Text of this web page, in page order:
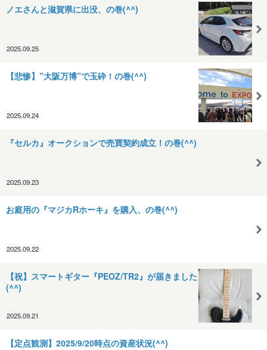
ノエさんと滋賀県に出没、の巻(^^)
2025.09.25
【悲惨】”大阪万博”で玉砕！の巻(^^)
2025.09.24
『セルカ』オークションで売買契約成立！の巻(^^)
2025.09.23
お庭用の『マジカRホーキ』を購入、の巻(^^)
2025.09.22
【祝】スマートギター『PEOZ/TR2』が届きました
(^^)
2025.09.21
【定点観測】2025/9/20時点の資産状況(^^)